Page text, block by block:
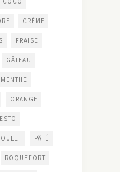
CRÈME
FRAISE
GÂTEAU
MENTHE
ORANGE
PÂTÉ
ROQUEFORT